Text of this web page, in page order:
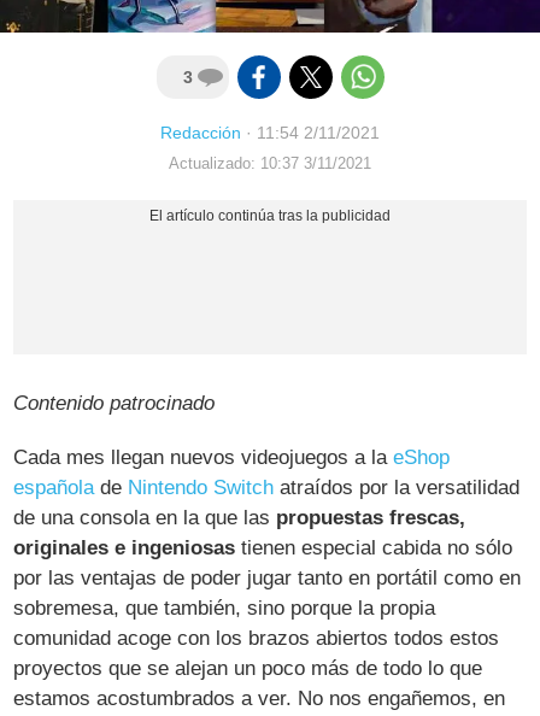
3
Redacción · 11:54 2/11/2021
Actualizado: 10:37 3/11/2021
Contenido patrocinado
Cada mes llegan nuevos videojuegos a laeShop
españolade Nintendo Switch atraídos por la versatilidad
de una consola en la que las propuestas frescas,
originales e ingeniosas tienen especial cabida no sólo
por las ventajas de poder jugar tanto en portátil como en
sobremesa, que también, sino porque la propia
comunidad acoge con los brazos abiertos todos estos
proyectos que se alejan un poco más de todo lo que
estamos acostumbrados a ver. No nos engañemos, en